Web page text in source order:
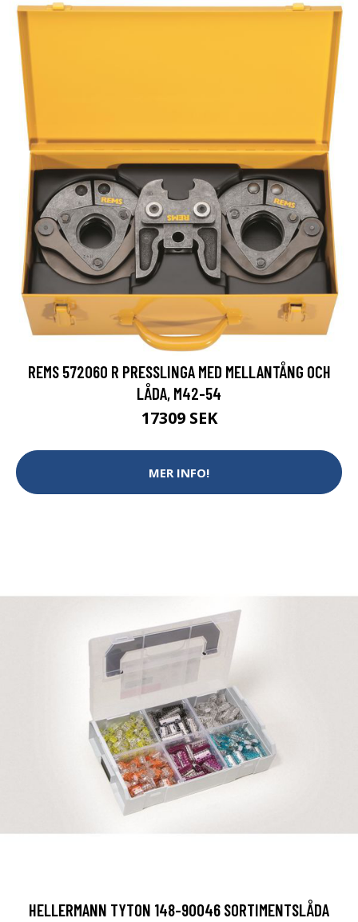
REMS 572060 R PRESSLINGA MED MELLANTÅNG OCH
LÅDA, M42-54
17309 SEK
MER INFO!
HELLERMANN TYTON 148-90046 SORTIMENTSLÅDA